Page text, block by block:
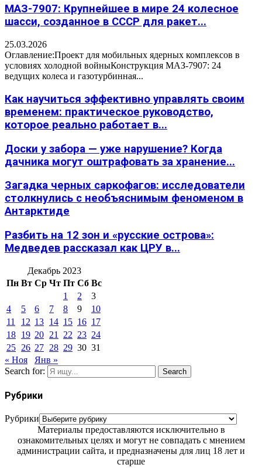
МАЗ-7907: Крупнейшее в мире 24 колесное
шасси, созданное в СССР для ракет...
25.03.2026
Оглавление:Проект для мобильных ядерных комплексов в
условиях холодной войныКонструкция МАЗ-7907: 24
ведущих колеса и газотурбинная...
Как научиться эффективно управлять своим
временем: практическое руководство,
которое реально работает в...
Доски у забора — уже нарушение? Когда
дачника могут оштрафовать за хранение...
Загадка черных саркофагов: исследователи
столкнулись с необъяснимым феноменом в
Антарктиде
Разбить на 12 зон и «русские острова»:
Медведев рассказал как ЦРУ в...
Декабрь 2023
Пн Вт Ср Чт Пт Сб Вс
1
2
3
4
5 6 7 8 9
10
11
12 13 14 15 16 17
18 19 20 21 22 23 24
25 26 27 28 29 30 31
« Ноя
Янв »
Search for:
Search
Рубрики
Рубрики
Материалы предоставляются исключительно в
ознакомительных целях и могут не совпадать с мнением
администрации сайта, и предназначены для лиц 18 лет и
старше